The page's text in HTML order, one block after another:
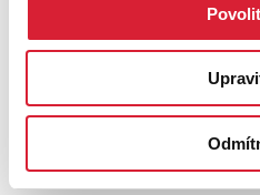
Prodej bytu 1+kk 30